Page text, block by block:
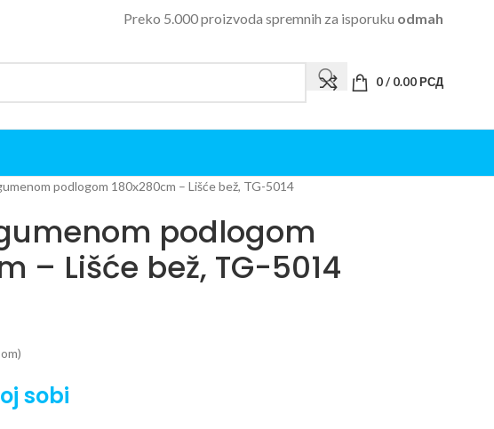
Preko 5.000 proizvoda spremnih za isporuku odmah
0/ 0.00РСД
podlogom 180x280cm – Lišće bež, TG-5014
podlogom
– Lišće bež, TG-5014
sobi